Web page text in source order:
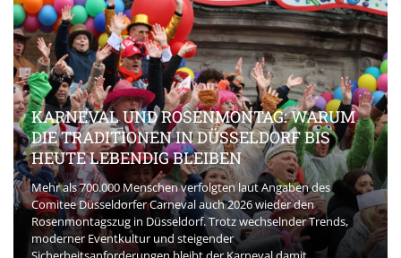
KARNEVAL UND ROSENMONTAG: WARUM
DIE TRADITIONEN IN DÜSSELDORF BIS
HEUTE LEBENDIG BLEIBEN
Mehr als 700.000 Menschen verfolgten laut Angaben des
Comitee Düsseldorfer Carneval auch 2026 wieder den
Rosenmontagszug in Düsseldorf. Trotz wechselnder Trends,
moderner Eventkultur und steigender